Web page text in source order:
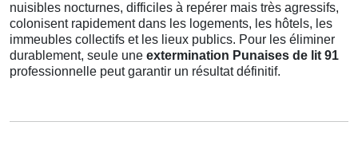
nuisibles nocturnes, difficiles à repérer mais très agressifs,
colonisent rapidement dans les logements, les hôtels, les
immeubles collectifs et les lieux publics. Pour les éliminer
durablement, seule une extermination Punaises de lit 91
professionnelle peut garantir un résultat définitif.